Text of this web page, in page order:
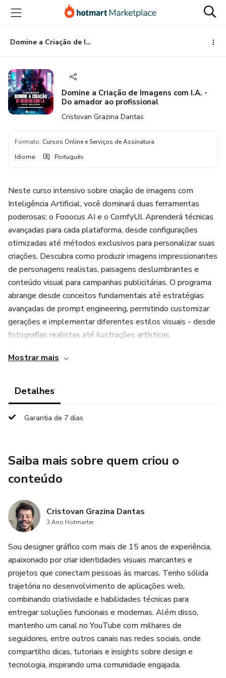
para
conteúdo
principal
para
pagamento
para
rodapé
Domine a Criação de Imagens com I.A. - Do amador ao profissional
Domine a Criação de Imagens com I.A. -
Do amador ao profissional
Cristovan Grazina Dantas
Formato: Cursos Online e Serviços de Assinatura
Idioma: Português
Neste curso intensivo sobre criação de imagens com
Inteligência Artificial, você dominará duas ferramentas
poderosas: o Fooocus AI e o ComfyUI. Aprenderá técnicas
avançadas para cada plataforma, desde configurações
otimizadas até métodos exclusivos para personalizar suas
criações. Descubra como produzir imagens impressionantes
de personagens realistas, paisagens deslumbrantes e
conteúdo visual para campanhas publicitárias. O programa
abrange desde conceitos fundamentais até estratégias
avançadas de prompt engineering, permitindo customizar
gerações e implementar diferentes estilos visuais - desde
fotografias realistas até ilustrações artísticas.
As aulas combinam teoria e prática, garantindo que você
projetos pessoais ou profissionais. Ideal tanto para
expandir seu arsenal criativo, este curso oferece um
generativa.
Mostrar mais
Detalhes
Garantia de 7 dias
Saiba mais sobre quem criou o
conteúdo
Cristovan Grazina Dantas
3 Ano Hotmarter
Sou designer gráfico com mais de 15 anos de experiência,
apaixonado por criar identidades visuais marcantes e
projetos que conectam pessoas às marcas. Tenho sólida
trajetória no desenvolvimento de aplicações web,
combinando criatividade e habilidades técnicas para
entregar soluções funcionais e modernas. Além disso,
mantenho um canal no YouTube com milhares de
seguidores, entre outros canais nas redes sociais, onde
compartilho dicas, tutoriais e insights sobre design e
tecnologia, inspirando uma comunidade engajada.